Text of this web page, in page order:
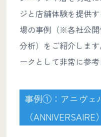
ジと店舗体験を提供
場の事例（※各社公
分析）をご紹介しま
ークとして非常に参考
事例①：アニヴェ
（ANNIVERSAIRE）